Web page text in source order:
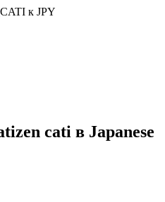
CATI к JPY
cati в Japanese